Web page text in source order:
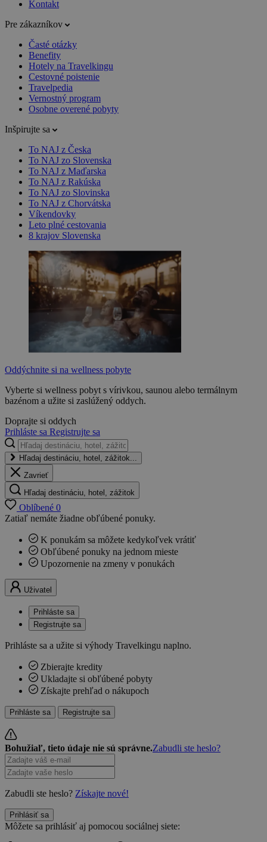
Kontakt
Pre zákazníkov
Časté otázky
Benefity
Hotely na Travelkingu
Cestovné poistenie
Travelpedia
Vernostný program
Osobne overené pobyty
Inšpirujte sa
To NAJ z Česka
To NAJ zo Slovenska
To NAJ z Maďarska
To NAJ z Rakúska
To NAJ zo Slovinska
To NAJ z Chorvátska
Víkendovky
Leto plné cestovania
8 krajov Slovenska
Oddýchnite si na wellness pobyte
Vyberte si wellness pobyt s vírivkou, saunou alebo termálnym
bazénom a užite si zaslúžený oddych.
Doprajte si oddych
Prihláste sa Registrujte sa
Hľadaj destináciu, hotel, zážitok...
Zavrieť
Hľadaj destináciu, hotel, zážitok
Oblíbené 0
Zatiaľ nemáte žiadne obľúbené ponuky.
K ponukám sa môžete kedykoľvek vrátiť
Obľúbené ponuky na jednom mieste
Upozornenie na zmeny v ponukách
Uživatel
Prihláste sa
Registrujte sa
Prihláste sa a užite si výhody Travelkingu naplno.
Zbierajte kredity
Ukladajte si obľúbené pobyty
Získajte prehľad o nákupoch
Prihláste sa Registrujte sa
Bohužiaľ, tieto údaje nie sú správne.Zabudli ste heslo?
Zabudli ste heslo? Získajte nové!
Prihlásiť sa
Môžete sa prihlásiť aj pomocou sociálnej siete: